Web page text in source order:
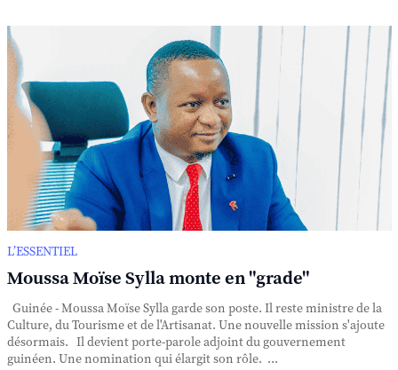
L’ESSENTIEL
Moussa Moïse Sylla monte en "grade"
Guinée - Moussa Moïse Sylla garde son poste. Il reste ministre de la
Culture, du Tourisme et de l'Artisanat. Une nouvelle mission s'ajoute
désormais. Il devient porte-parole adjoint du gouvernement
guinéen. Une nomination qui élargit son rôle. ...